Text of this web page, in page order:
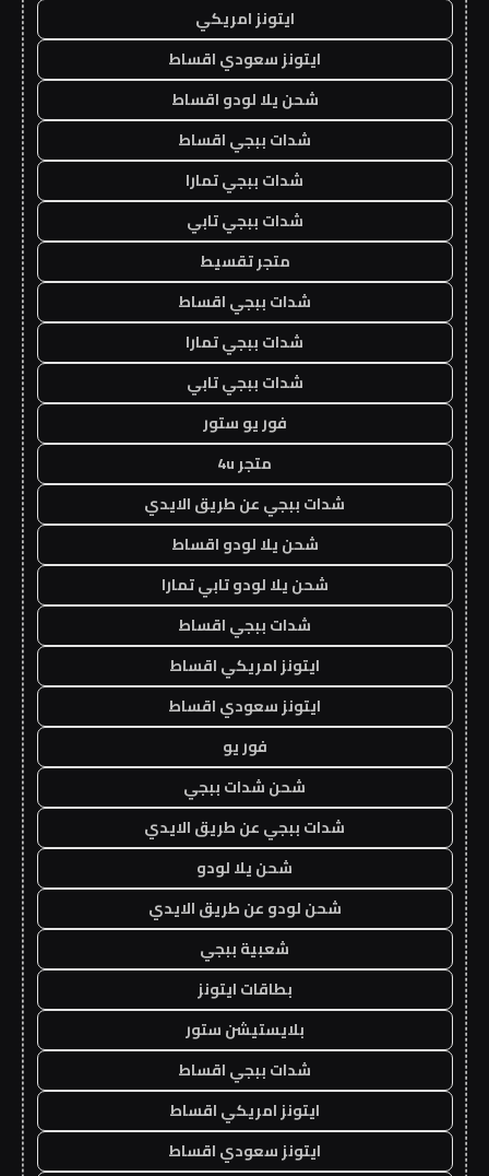
ايتونز امريكي
ايتونز سعودي اقساط
شحن يلا لودو اقساط
شدات ببجي اقساط
شدات ببجي تمارا
شدات ببجي تابي
متجر تقسيط
شدات ببجي اقساط
شدات ببجي تمارا
شدات ببجي تابي
فور يو ستور
متجر 4u
شدات ببجي عن طريق الايدي
شحن يلا لودو اقساط
شحن يلا لودو تابي تمارا
شدات ببجي اقساط
ايتونز امريكي اقساط
ايتونز سعودي اقساط
فور يو
شحن شدات ببجي
شدات ببجي عن طريق الايدي
شحن يلا لودو
شحن لودو عن طريق الايدي
شعبية ببجي
بطاقات ايتونز
بلايستيشن ستور
شدات ببجي اقساط
ايتونز امريكي اقساط
ايتونز سعودي اقساط